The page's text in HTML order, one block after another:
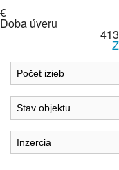
€
Doba úveru